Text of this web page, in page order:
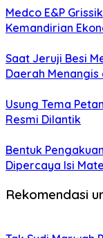
Medco E&P
Kemandirian
Saat Jeruji Besi
Daerah Menangis
Usung Tema
Resmi Dilantik
Bentuk
Dipercaya Isi
Rekomendasi